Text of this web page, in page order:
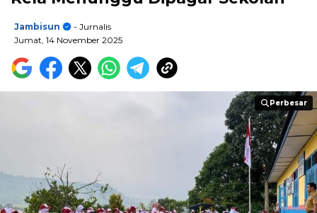
Jambisun
- Jurnalis
Jumat, 14 November 2025
Perbesar
Perbesar